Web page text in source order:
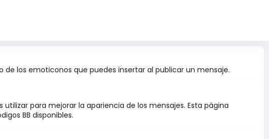
los emoticonos que puedes insertar al publicar un mensaje.
utilizar para mejorar la apariencia de los mensajes. Esta página
BB disponibles.